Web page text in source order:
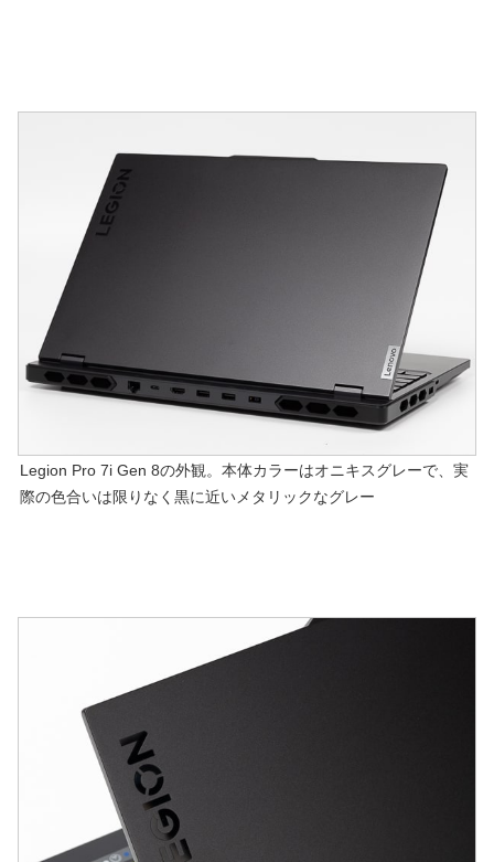
Legion Pro 7i Gen 8の外観。本体カラーはオニキスグレーで、実
際の色合いは限りなく黒に近いメタリックなグレー